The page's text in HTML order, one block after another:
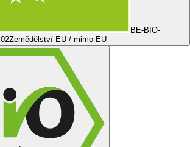
BE-BIO-
02Zemědělství EU / mimo EU